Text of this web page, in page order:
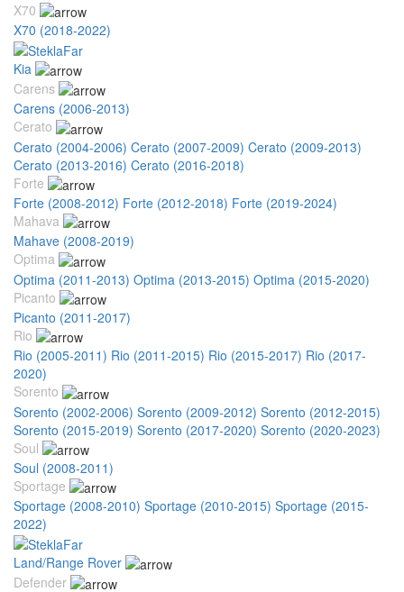
X70
X70 (2018-2022)
Kia
Carens
Carens (2006-2013)
Cerato
Cerato (2004-2006) Cerato (2007-2009) Cerato (2009-2013)
Cerato (2013-2016) Cerato (2016-2018)
Forte
Forte (2008-2012) Forte (2012-2018) Forte (2019-2024)
Mahava
Mahave (2008-2019)
Optima
Optima (2011-2013) Optima (2013-2015) Optima (2015-2020)
Picanto
Picanto (2011-2017)
Rio
Rio (2005-2011) Rio (2011-2015) Rio (2015-2017) Rio (2017-
2020)
Sorento
Sorento (2002-2006) Sorento (2009-2012) Sorento (2012-2015)
Sorento (2015-2019) Sorento (2017-2020) Sorento (2020-2023)
Soul
Soul (2008-2011)
Sportage
Sportage (2008-2010) Sportage (2010-2015) Sportage (2015-
2022)
Land/Range Rover
Defender